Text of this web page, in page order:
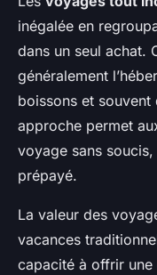
inégalée en
dans un seul achat.
généralement
boissons et souvent
approche permet
voyage sans
prépayé.
La valeur des
vacances
capacité à offrir une